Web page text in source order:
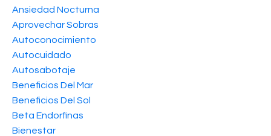
Ansiedad Nocturna
Aprovechar Sobras
Autoconocimiento
Autocuidado
Autosabotaje
Beneficios Del Mar
Beneficios Del Sol
Beta Endorfinas
Bienestar